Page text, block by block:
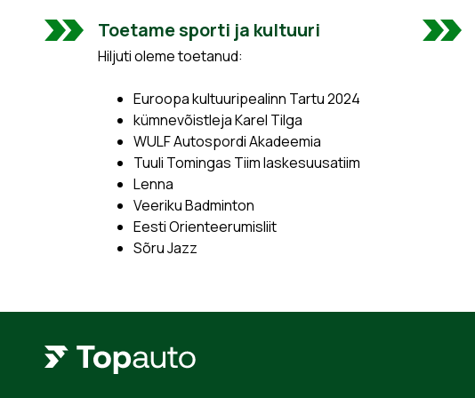
Toetame sporti ja kultuuri
Hiljuti oleme toetanud:
Euroopa kultuuripealinn Tartu 2024
kümnevõistleja Karel Tilga
WULF Autospordi Akadeemia
Tuuli Tomingas Tiim laskesuusatiim
Lenna
Veeriku Badminton
Eesti Orienteerumisliit
Sõru Jazz